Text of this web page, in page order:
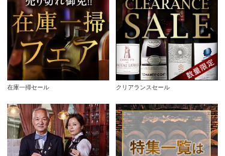
在庫一掃セール クリアランスセール